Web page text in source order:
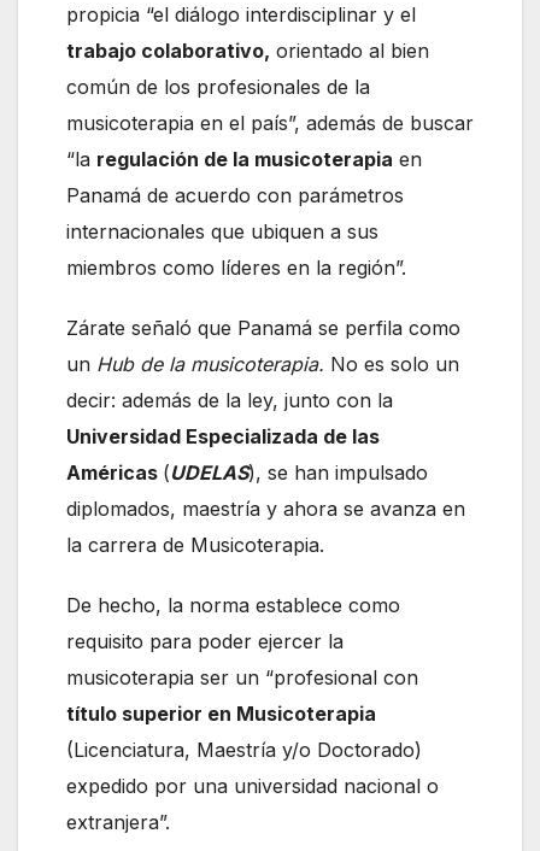
propicia “el diálogo interdisciplinar y el
trabajo colaborativo, orientado al bien
común de los profesionales de la
musicoterapia en el país”, además de buscar
“la regulación de la musicoterapia en
Panamá de acuerdo con parámetros
internacionales que ubiquen a sus
miembros como líderes en la región”.
Zárate señaló que Panamá se perfila como
un Hub de la musicoterapia. No es solo un
decir: además de la ley, junto con la
Universidad Especializada de las
Américas (UDELAS), se han impulsado
diplomados, maestría y ahora se avanza en
la carrera de Musicoterapia.
De hecho, la norma establece como
requisito para poder ejercer la
musicoterapia ser un “profesional con
título superior en Musicoterapia
(Licenciatura, Maestría y/o Doctorado)
expedido por una universidad nacional o
extranjera”.